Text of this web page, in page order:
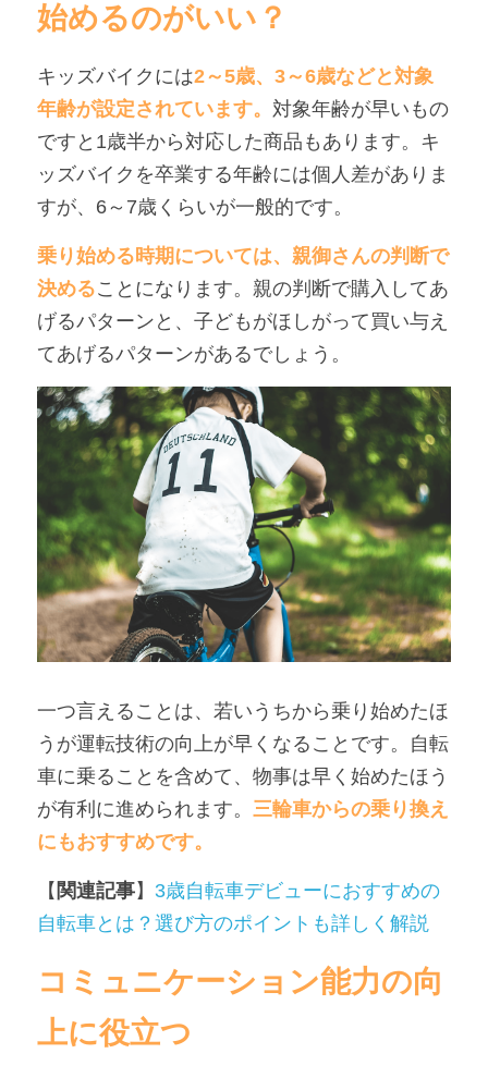
始めるのがいい？
キッズバイクには2～5歳、3～6歳などと対象
年齢が設定されています。 対象年齢が早いもの
ですと1歳半から対応した商品もあります。キ
ッズバイクを卒業する年齢には個人差がありま
すが、6～7歳くらいが一般的です。
乗り始める時期については、親御さんの判断で
決めることになります。 親の判断で購入してあ
げるパターンと、子どもがほしがって買い与え
てあげるパターンがあるでしょう。
一つ言えることは、若いうちから乗り始めたほ
うが運転技術の向上が早くなることです。自転
車に乗ることを含めて、物事は早く始めたほう
が有利に進められます。 三輪車からの乗り換え
にもおすすめです。
【 関連記事】 3歳自転車デビューにおすすめの
自転車とは？選び方のポイントも詳しく解説
コミュニケーション能力の向
上に役立つ